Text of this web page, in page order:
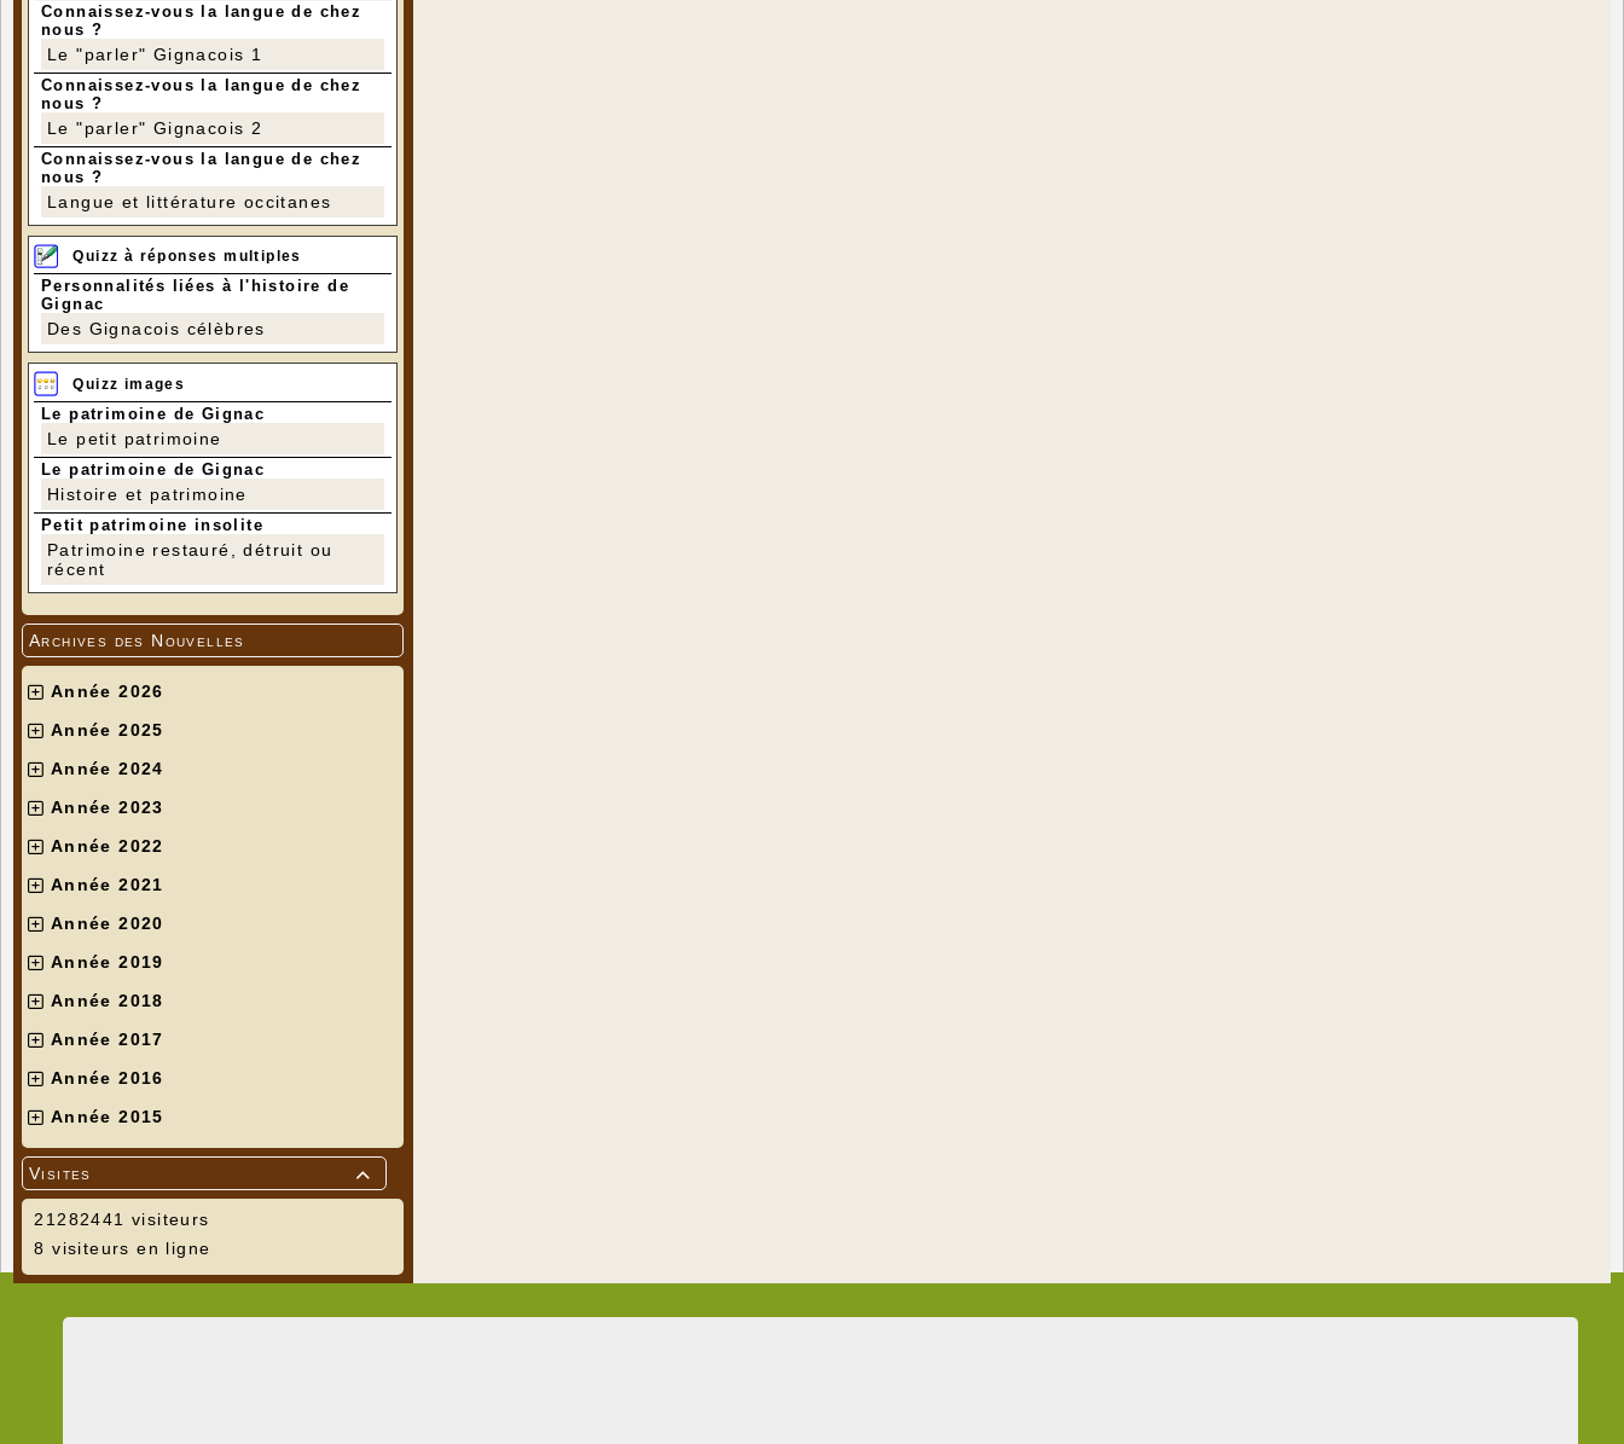
Connaissez-vous la langue de chez
nous ?
Le "parler" Gignacois 1
Connaissez-vous la langue de chez
nous ?
Le "parler" Gignacois 2
Connaissez-vous la langue de chez
nous ?
Langue et littérature occitanes
Quizz à réponses multiples
Personnalités liées à l'histoire de
Gignac
Des Gignacois célèbres
Quizz images
Le patrimoine de Gignac
Le petit patrimoine
Le patrimoine de Gignac
Histoire et patrimoine
Petit patrimoine insolite
Patrimoine restauré, détruit ou
récent
Archives des Nouvelles
Année 2026
Année 2025
Année 2024
Année 2023
Année 2022
Année 2021
Année 2020
Année 2019
Année 2018
Année 2017
Année 2016
Année 2015

Visites
21282441 visiteurs
8 visiteurs en ligne